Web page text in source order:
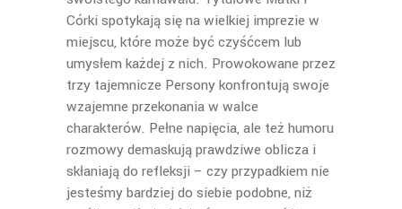
Córki spotykają się na wielkiej imprezie w
miejscu, które może być czyśćcem lub
umysłem każdej z nich. Prowokowane przez
trzy tajemnicze Persony konfrontują swoje
wzajemne przekonania w walce
charakterów. Pełne napięcia, ale też humoru
rozmowy demaskują prawdziwe oblicza i
skłaniają do refleksji – czy przypadkiem nie
jesteśmy bardziej do siebie podobne, niż